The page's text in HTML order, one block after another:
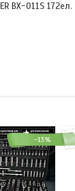
BX-011S 172ел.
–13%